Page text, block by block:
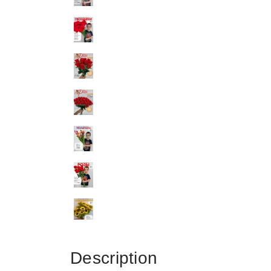
Description